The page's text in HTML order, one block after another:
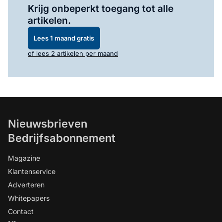
Krijg onbeperkt toegang tot alle
artikelen.
Lees 1 maand gratis
of lees 2 artikelen per maand
Nieuwsbrieven
Bedrijfsabonnement
Magazine
Klantenservice
Adverteren
Whitepapers
Contact